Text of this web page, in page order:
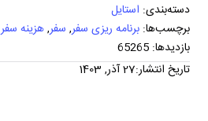
دسته‌بندی: استایل
برچسب‌ها: برنامه ریزی سفر, سفر,هزینه سفر
بازدیدها: 65265
تاریخ انتشار:27 آذر, 1403